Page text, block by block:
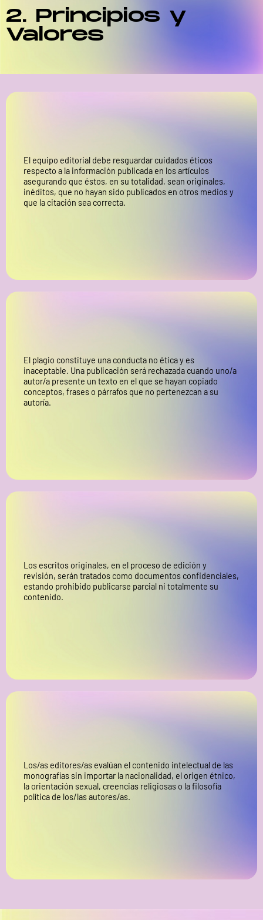
2. Principios y
Valores
El equipo editorial debe resguardar cuidados éticos
respecto a la información publicada en los artículos
asegurando que éstos, en su totalidad, sean originales,
inéditos, que no hayan sido publicados en otros medios y
que la citación sea correcta.
El plagio constituye una conducta no ética y es
inaceptable. Una publicación será rechazada cuando uno/a
autor/a presente un texto en el que se hayan copiado
conceptos, frases o párrafos que no pertenezcan a su
autoría.
Los escritos originales, en el proceso de edición y
revisión, serán tratados como documentos confidenciales,
estando prohibido publicarse parcial ni totalmente su
contenido.
Los/as editores/as evalúan el contenido intelectual de las
monografías sin importar la nacionalidad, el origen étnico,
la orientación sexual, creencias religiosas o la filosofía
política de los/las autores/as.